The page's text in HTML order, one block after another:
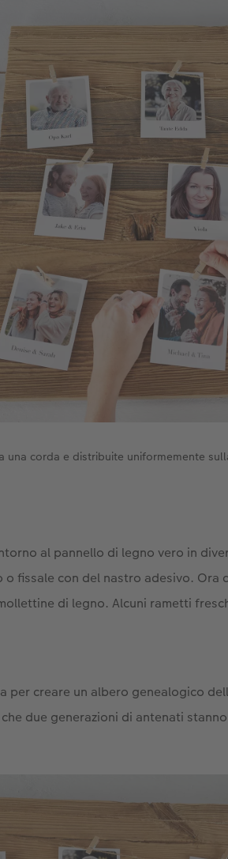
una corda e distribuite uniformemente
al pannello di legno vero in
fissale con del nastro adesivo. Ora
di legno. Alcuni rametti
per creare un albero genealogico
due generazioni di antenati